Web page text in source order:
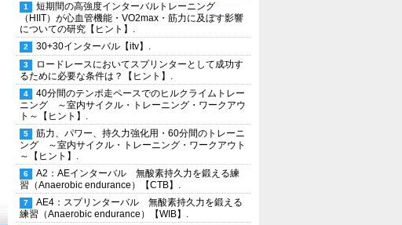
短期間の高強度インターバルトレーニング
（HIIT）が心血管機能・VO2max・筋力に及ぼす影響
についての研究【ヒント】.
30+30インターバル【itv】.
ロードレースにおいてスプリンターとして成功す
るために必要な条件は？【ヒント】.
40分間のテンポ走ペースでのヒルクライムトレー
ニング ～室内サイクル・トレーニング・ワークアウ
ト～【ヒント】.
筋力、パワー、持久力強化用・60分間のトレーニ
ング ～室内サイクル・トレーニング・ワークアウト
～【ヒント】.
A2：AEインターバル 無酸素持久力を鍛える練
習（Anaerobic endurance）【CTB】.
AE4：スプリンターバル 無酸素持久力を鍛える
練習（Anaerobic endurance）【WIB】.